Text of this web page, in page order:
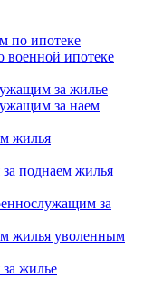
по ипотеке
военной ипотеке
за жилье
за наем
жилья
поднаем жилья
за
жилья уволенным
жилье